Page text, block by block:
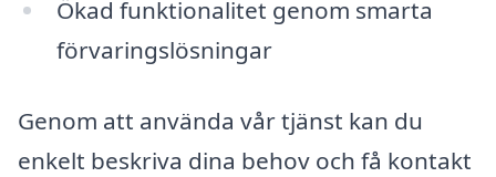
Ökad funktionalitet genom smarta
förvaringslösningar
Genom att använda vår tjänst kan du
enkelt beskriva dina behov och få kontakt